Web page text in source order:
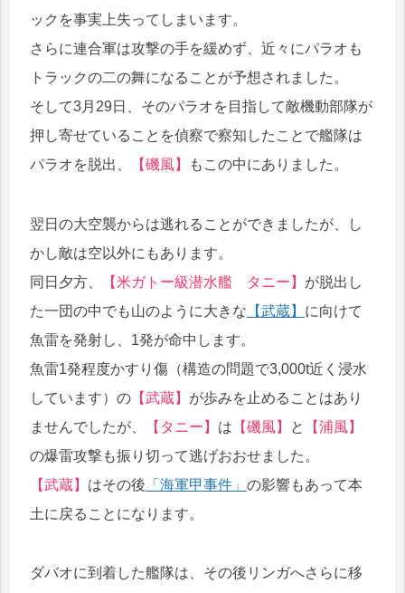
ックを事実上失ってしまいます。
さらに連合軍は攻撃の手を緩めず、近々にパラオも
トラックの二の舞になることが予想されました。
そして3月29日、そのパラオを目指して敵機動部隊が
押し寄せていることを偵察で察知したことで艦隊は
パラオを脱出、
【磯風】 もこの中にありました。
翌日の大空襲からは逃れることができましたが、し
かし敵は空以外にもあります。
同日夕方、
【米ガトー級潜水艦 タニー】 が脱出し
た一団の中でも山のように大きな 【武蔵】 に向けて
魚雷を発射し、1発が命中します。
魚雷1発程度かすり傷（構造の問題で3,000t近く浸水
しています）の 【武蔵】 が歩みを止めることはあり
ませんでしたが、
【タニー】 は 【磯風】 と
【浦風】
の爆雷攻撃も振り切って逃げおおせました。
【武蔵】 はその後 「海軍甲事件」 の影響もあって本
土に戻ることになります。
ダバオに到着した艦隊は、その後リンガへさらに移